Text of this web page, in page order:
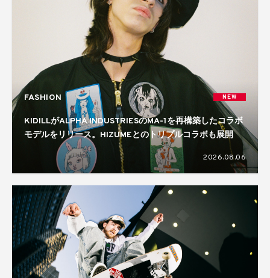
FASHION NEW
KIDILLがALPHA INDUSTRIESのMA-1を再構築したコラボ
モデルをリリース。HIZUMEとのトリプルコラボも展開
2026.08.06